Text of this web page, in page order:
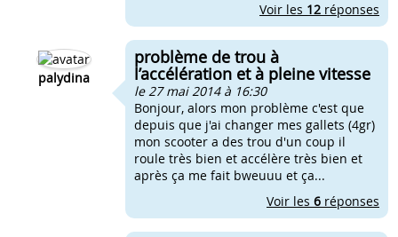
Voir les 12 réponses
palydina
problème de trou à
l’accélération et à pleine vitesse
le 27 mai 2014 à 16:30
Bonjour, alors mon problème c'est que
depuis que j'ai changer mes gallets (4gr)
mon scooter a des trou d'un coup il
roule très bien et accélère très bien et
après ça me fait bweuuu et ça...
Voir les 6 réponses